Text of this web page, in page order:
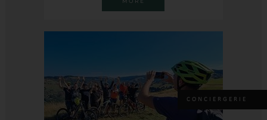
CONCIERGERIE